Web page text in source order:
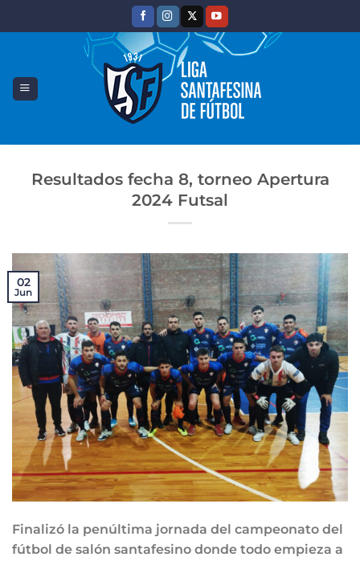
Resultados fecha 8, torneo Apertura
2024 Futsal
02
Jun
Finalizó la penúltima jornada del campeonato del
fútbol de salón santafesino donde todo empieza a